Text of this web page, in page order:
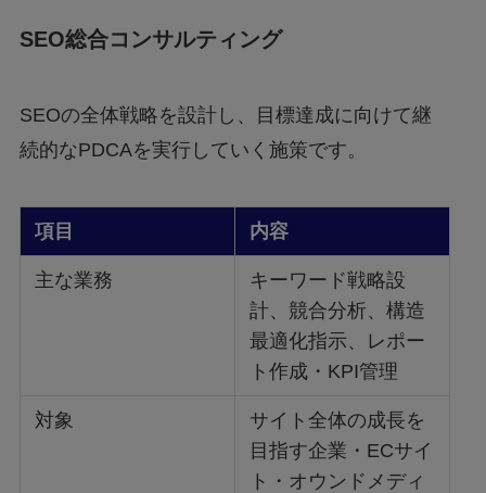
SEO総合コンサルティング
SEOの全体戦略を設計し、目標達成に向けて継
続的なPDCAを実行していく施策です。
項目 内容
主な業務
キーワード戦略設
計、競合分析、構造
最適化指示、レポー
ト作成・KPI管理
対象
サイト全体の成長を
目指す企業・ECサイ
ト・オウンドメディ